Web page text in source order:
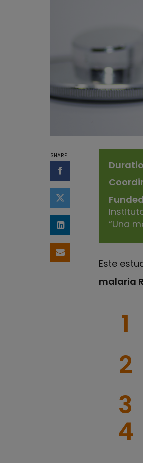
SHARE
Share on Facebook
Share on Twitter
Share on LinkedIn
Share by email
“Una
Este
malaria